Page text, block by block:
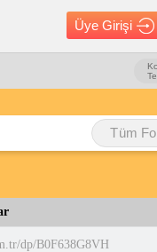
Üye Girişi
Tüm
dp/B0F638G8VH